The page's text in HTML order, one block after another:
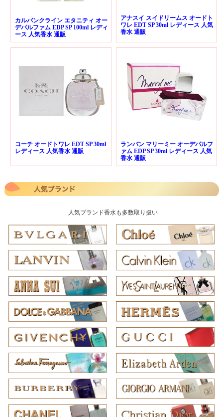
カルバンクライン エタニティ オー
デパルファム EDP SP 100ml レディ
ース 人気香水 通販
アナスイ スイドリームス オードト
ワレ EDT SP 30ml レディース 人気
香水 通販
コーチ オードトワレ EDT SP 30ml
レディース 人気香水 通販
ランバン マリーミー オーデパルフ
ァム EDP SP 30ml レディース 人気
香水 通販
人気ブランド香水も多数取り扱い